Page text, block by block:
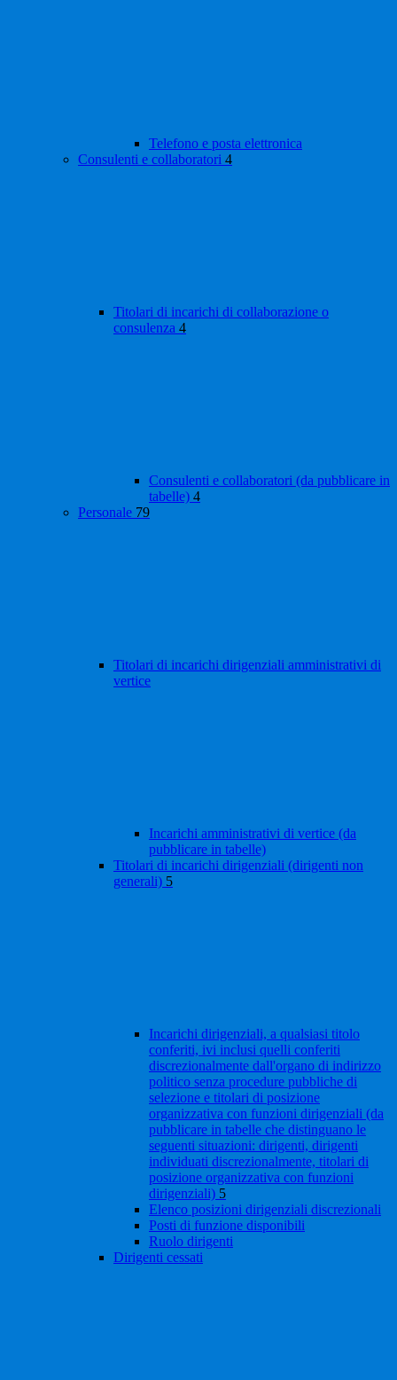
Telefono e posta elettronica
Consulenti e collaboratori 4
Titolari di incarichi di collaborazione o
consulenza 4
Consulenti e collaboratori (da pubblicare in
tabelle) 4
Personale 79
Titolari di incarichi dirigenziali amministrativi di
vertice
Incarichi amministrativi di vertice (da
pubblicare in tabelle)
Titolari di incarichi dirigenziali (dirigenti non
generali) 5
Incarichi dirigenziali, a qualsiasi titolo
conferiti, ivi inclusi quelli conferiti
discrezionalmente dall'organo di indirizzo
politico senza procedure pubbliche di
selezione e titolari di posizione
organizzativa con funzioni dirigenziali (da
pubblicare in tabelle che distinguano le
seguenti situazioni: dirigenti, dirigenti
individuati discrezionalmente, titolari di
posizione organizzativa con funzioni
dirigenziali) 5
Elenco posizioni dirigenziali discrezionali
Posti di funzione disponibili
Ruolo dirigenti
Dirigenti cessati